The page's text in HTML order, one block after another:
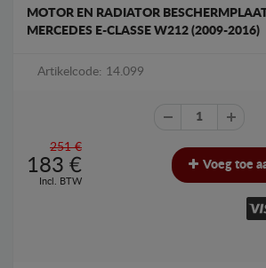
MOTOR EN RADIATOR
MERCEDES E-CLASSE W212 (2009-2016)
Artikelcode: 14.099
251 €
183 €
Incl. BTW
Voeg toe